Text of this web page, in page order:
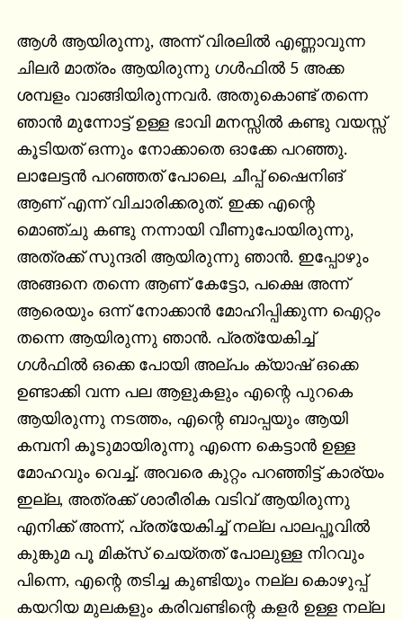
ആൾ ആയിരുന്നു, അന്ന് വിരലിൽ എണ്ണാവുന്ന
ചിലർ മാത്രം ആയിരുന്നു ഗൾഫിൽ 5 അക്ക
ശമ്പളം വാങ്ങിയിരുന്നവർ. അതുകൊണ്ട് തന്നെ
ഞാൻ മുന്നോട്ട് ഉള്ള ഭാവി മനസ്സിൽ കണ്ടു വയസ്സ്
കൂടിയത് ഒന്നും നോക്കാതെ ഓക്കേ പറഞ്ഞു.
ലാലേട്ടൻ പറഞ്ഞത് പോലെ, ചീപ്പ് ഷൈനിങ്
ആണ് എന്ന് വിചാരിക്കരുത്. ഇക്ക എന്റെ
മൊഞ്ചു കണ്ടു നന്നായി വീണുപോയിരുന്നു,
അത്രക്ക് സുന്ദരി ആയിരുന്നു ഞാൻ. ഇപ്പോഴും
അങ്ങനെ തന്നെ ആണ് കേട്ടോ, പക്ഷെ അന്ന്
ആരെയും ഒന്ന് നോക്കാൻ മോഹിപ്പിക്കുന്ന ഐറ്റം
തന്നെ ആയിരുന്നു ഞാൻ. പ്രത്യേകിച്ച്
ഗൾഫിൽ ഒക്കെ പോയി അല്പം ക്യാഷ് ഒക്കെ
ഉണ്ടാക്കി വന്ന പല ആളുകളും എന്റെ പുറകെ
ആയിരുന്നു നടത്തം, എന്റെ ബാപ്പയും ആയി
കമ്പനി കൂടുമായിരുന്നു എന്നെ കെട്ടാൻ ഉള്ള
മോഹവും വെച്ച്. അവരെ കുറ്റം പറഞ്ഞിട്ട് കാര്യം
ഇല്ല, അത്രക്ക് ശാരീരിക വടിവ് ആയിരുന്നു
എനിക്ക് അന്ന്, പ്രത്യേകിച്ച് നല്ല പാലപ്പൂവിൽ
കുങ്കുമ പൂ മിക്സ്‌ ചെയ്തത് പോലുള്ള നിറവും
പിന്നെ, എന്റെ തടിച്ച കുണ്ടിയും നല്ല കൊഴുപ്പ്
കയറിയ മുലകളും കരിവണ്ടിന്റെ കളർ ഉള്ള നല്ല